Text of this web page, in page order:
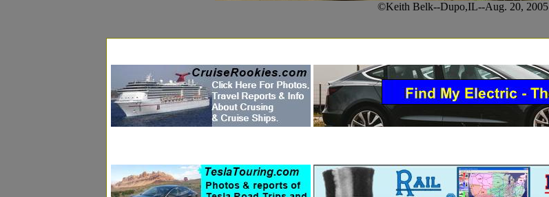
©Keith Belk--Dupo,IL--Aug. 20, 2005